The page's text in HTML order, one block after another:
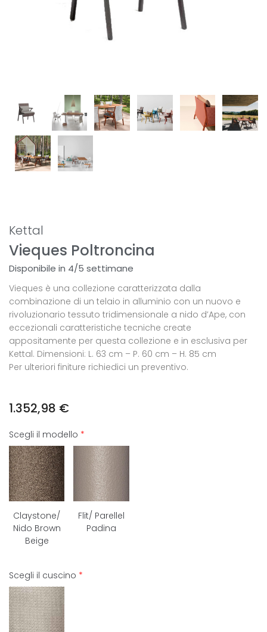
Kettal
Vieques Poltroncina
Disponibile in 4/5 settimane
Vieques è una collezione caratterizzata dalla
combinazione di un telaio in alluminio con un nuovo e
rivoluzionario tessuto tridimensionale a nido d’Ape, con
eccezionali caratteristiche tecniche create
appositamente per questa collezione e in esclusiva per
Kettal. Dimensioni: L. 63 cm – P. 60 cm – H. 85 cm
Per ulteriori finiture richiedici un preventivo.
1.352,98 €
Scegli il modello *
Claystone/
Nido Brown
Beige
Flit/ Parellel
Padina
Scegli il cuscino *